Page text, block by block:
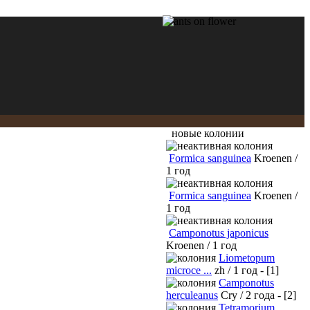
новые колонии
Formica sanguinea Kroenen /
1 год
Formica sanguinea Kroenen /
1 год
Camponotus japonicus
Kroenen / 1 год
Liometopum
microce ... zh / 1 год - [1]
Camponotus
herculeanus Cry / 2 года - [2]
Tetramorium